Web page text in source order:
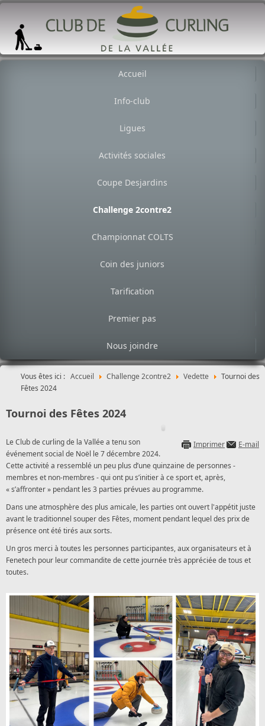
Accueil
Info-club
Ligues
Activités sociales
Coupe Desjardins
Challenge 2contre2
Championnat COLTS
Coin des juniors
Tarification
Premier pas
Nous joindre
Vous êtes ici : Accueil Challenge 2contre2 Vedette
Tournoi des
Fêtes 2024
Tournoi des Fêtes 2024
Imprimer E-mail
Le Club de curling de la Vallée a tenu son
événement social de Noël le 7 décembre 2024.
Cette activité a ressemblé un peu plus d’une quinzaine de personnes -
membres et non-membres - qui ont pu s’initier à ce sport et, après,
« s’affronter » pendant les 3 parties prévues au programme.
Dans une atmosphère des plus amicale, les parties ont ouvert l'appétit juste
avant le traditionnel souper des Fêtes, moment pendant lequel des prix de
présence ont été tirés aux sorts.
Un gros merci à toutes les personnes participantes, aux organisateurs et à
Fenetech pour leur commandite de cette journée très appréciée de tous et
toutes.